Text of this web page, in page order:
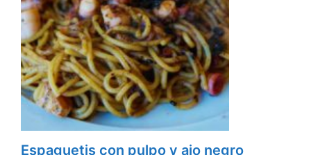
Espaguetis con pulpo y ajo negro